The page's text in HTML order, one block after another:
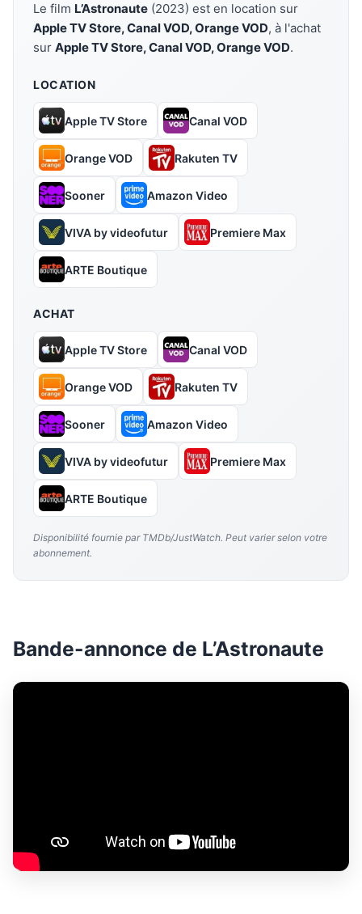
Le film L’Astronaute (2023) est en location sur
Apple TV Store, Canal VOD, Orange VOD, à l'achat
sur Apple TV Store, Canal VOD, Orange VOD.
LOCATION
Apple TV Store Canal VOD
Orange VOD Rakuten TV
Sooner Amazon Video
VIVA by videofutur Premiere Max
ARTE Boutique
ACHAT
Apple TV Store Canal VOD
Orange VOD Rakuten TV
Sooner Amazon Video
VIVA by videofutur Premiere Max
ARTE Boutique
Disponibilité fournie par TMDb/JustWatch. Peut varier selon votre
abonnement.
Bande-annonce de L’Astronaute